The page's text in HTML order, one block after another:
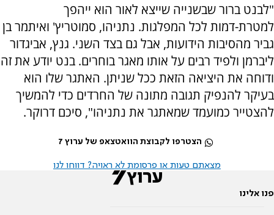
"לבנט ברור שבשנייה שייצא לאור הוא ייהפך
למטרת-דמות לכל המפלגות. נתניהו, סמוטריץ' ואיתמר בן
גביר מהסיבות הידועות, אבל גם בצד השני. גנץ, אביגדור
ליברמן ולפיד רבים על אותו מאגר בוחרים. בנט יודע את זה
ודוחה את היציאה הזאת ככל שניתן. האתגר שלו הוא
בעיקר להנפיק תגובה מתונה של החרדים כדי להמשיך
להצטייר כמועמד שמאתגר את נתניהו", סיכם דרוקר.
הצטרפו לקבוצת הוואטצאפ של ערוץ 7
מצאתם טעות או פרסומת לא ראויה? דווחו לנו
פנו אלינו